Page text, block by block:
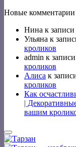
Новые комментарии
Нина к записи
Ульяна к
кроликов
admin к записи
кроликов
Алиса к
кроликов
Как
|
вашим